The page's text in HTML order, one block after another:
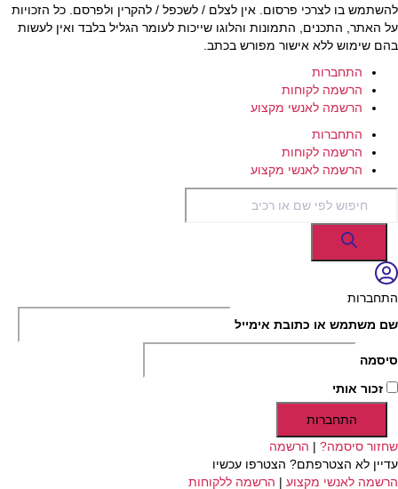
להשתמש בו לצרכי פרסום. אין לצלם / לשכפל / להקרין ולפרסם. כל הזכויות
על האתר, התכנים, התמונות והלוגו שייכות לעומר הגליל בלבד ואין לעשות
בהם שימוש ללא אישור מפורש בכתב.
התחברות
הרשמה לקוחות
הרשמה לאנשי מקצוע
התחברות
הרשמה לקוחות
הרשמה לאנשי מקצוע
search
התחברות
שם משתמש או כתובת אימייל
סיסמה
זכור אותי
התחברות
שחזור סיסמה? | הרשמה
עדיין לא הצטרפתם? הצטרפו עכשיו
הרשמה לאנשי מקצוע | הרשמה ללקוחות